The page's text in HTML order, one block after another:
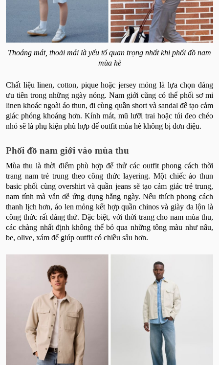
Thoáng mát, thoải mái là yếu tố quan trọng nhất khi phối đồ nam
mùa hè
Chất liệu linen, cotton, pique hoặc jersey mỏng là lựa chọn đáng
ưu tiên trong những ngày nóng. Nam giới cũng có thể phối sơ mi
linen khoác ngoài áo thun, đi cùng quần short và sandal để tạo cảm
giác phóng khoáng hơn. Kính mát, mũ lưỡi trai hoặc túi đeo chéo
nhỏ sẽ là phụ kiện phù hợp để outfit mùa hè không bị đơn điệu.
Phối đồ nam giới vào mùa thu
Mùa thu là thời điểm phù hợp để thử các outfit phong cách thời
trang nam trẻ trung theo công thức layering. Một chiếc áo thun
basic phối cùng overshirt và quần jeans sẽ tạo cảm giác trẻ trung,
nam tính mà vẫn dễ ứng dụng hằng ngày. Nếu thích phong cách
thanh lịch hơn, áo len mỏng kết hợp quần chinos và giày da lộn là
công thức rất đáng thử. Đặc biệt, với thời trang cho nam mùa thu,
các chàng nhất định không thể bỏ qua những tông màu như nâu,
be, olive, xám để giúp outfit có chiều sâu hơn.